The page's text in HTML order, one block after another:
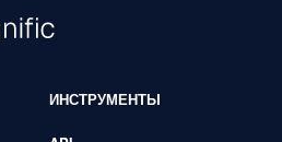
ИНСТРУМЕНТЫ